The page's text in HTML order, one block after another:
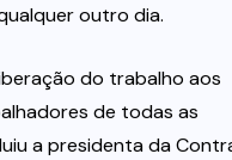
outro dia.
do trabalho aos
de todas as
a presidenta da